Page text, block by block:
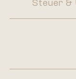
Steuer &